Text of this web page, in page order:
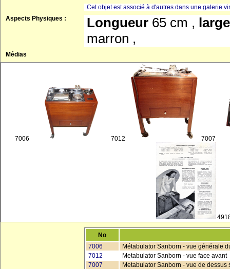
Cet objet est associé à d'autres dans une galerie
Aspects Physiques :
Longueur 65 cm ,
marron ,
Médias
7006 7012 7007
No
7006
Métabulator Sanborn - vue générale
7012
Metabulator Sanborn - vue face avant
7007
Metabulator Sanborn - vue de dessus